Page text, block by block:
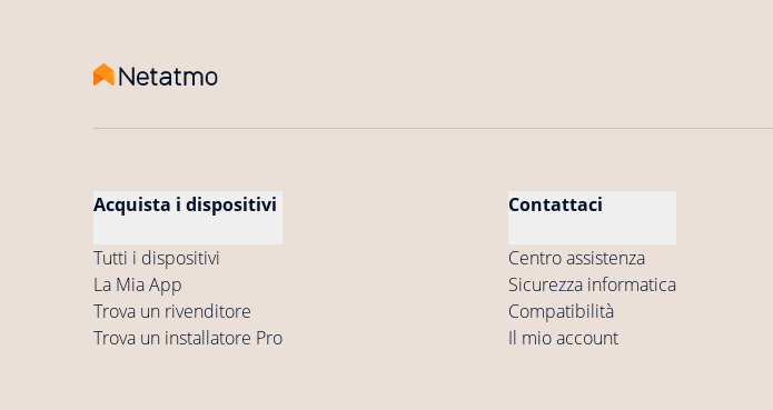
Acquista i dispositivi
Tutti i dispositivi
La Mia App
Trova un rivenditore
Trova un installatore Pro
Contattaci
Centro assistenza
Sicurezza informatica
Compatibilità
Il mio account